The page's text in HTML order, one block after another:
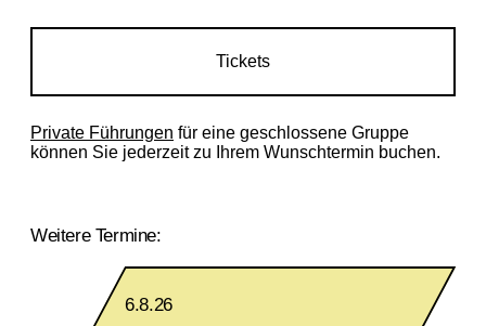
Tickets
Private Führungen für eine geschlossene Gruppe
können Sie jederzeit zu Ihrem Wunschtermin buchen.
Weitere Termine:
6.8.26